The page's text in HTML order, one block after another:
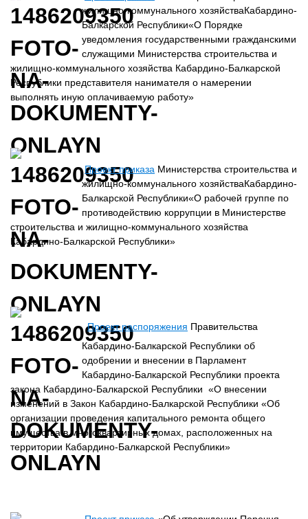
жилищно-коммунального хозяйстваКабардино-
Балкарской Республики«О Порядке
уведомления государственными гражданскими
служащими Министерства строительства и
жилищно-коммунального хозяйства Кабардино-Балкарской
Республики представителя нанимателя о намерении
выполнять иную оплачиваемую работу»
Проект приказа Министерства строительства и
жилищно-коммунального хозяйстваКабардино-
Балкарской Республики«О рабочей группе по
противодействию коррупции в Министерстве
строительства и жилищно-коммунального хозяйства
Кабардино-Балкарской Республики»
Проект распоряжения Правительства
Кабардино-Балкарской Республики об
одобрении и внесении в Парламент
Кабардино-Балкарской Республики проекта
закона Кабардино-Балкарской Республики «О внесении
изменений в Закон Кабардино-Балкарской Республики «Об
организации проведения капитального ремонта общего
имущества в многоквартирных домах, расположенных на
территории Кабардино-Балкарской Республики»